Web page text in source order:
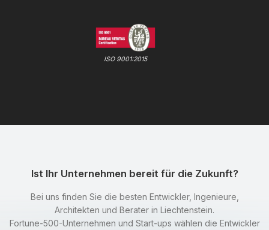
ISO 9001:2015
Ist Ihr Unternehmen bereit für die Zukunft?
Bei uns finden Sie die besten Entwickler, Ingenieure,
Architekten und Berater in Liechtenstein.
Fortune-500-Unternehmen und Start-ups wählen die Entwickler